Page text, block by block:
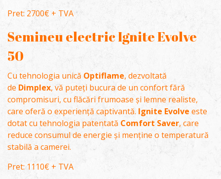
Pret: 2700€ + TVA
Semineu electric Ignite Evolve
50
Cu tehnologia unică Optiflame, dezvoltată
de Dimplex, vă puteți bucura de un confort fără
compromisuri, cu flăcări frumoase și lemne realiste,
care oferă o experiență captivantă. Ignite Evolve este
dotat cu tehnologia patentată Comfort Saver, care
reduce consumul de energie și menține o temperatură
stabilă a camerei.
Pret: 1110€ + TVA